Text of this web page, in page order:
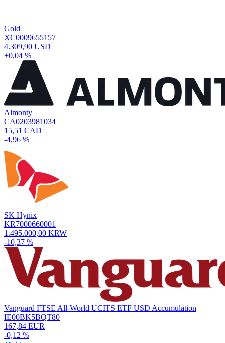
Gold
XC0009655157
4.309,90 USD
+0,04 %
Almonty
CA0203981034
15,51 CAD
-4,96 %
SK Hynix
KR7000660001
1.495.000,00 KRW
-10,37 %
Vanguard FTSE All-World UCITS ETF USD Accumulation
IE00BK5BQT80
167,84 EUR
-0,12 %